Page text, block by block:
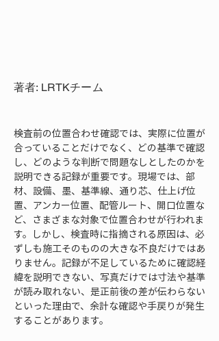
著者: LRTKチーム
検査前の位置合わせ確認では、実際に位置が
合っていることだけでなく、どの基準で確認
し、どのような判断で問題なしとしたのかを
説明できる記録が重要です。現場では、部
材、設備、墨、基準線、通り芯、仕上げ位
置、アンカー位置、配管ルート、開口位置な
ど、さまざまな対象で位置合わせが行われま
す。しかし、検査時に指摘される原因は、必
ずしも施工そのものの大きな不良だけではあ
りません。記録が不足しているために確認経
緯を説明できない、写真だけでは寸法や基準
が読み取れない、是正前後の差が伝わらない
といった理由で、余計な確認や手戻りが発生
することがあります。